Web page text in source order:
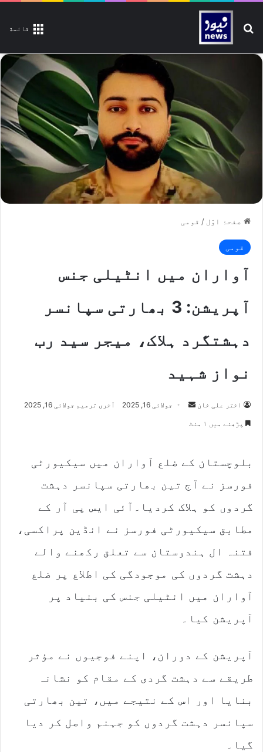
قائمة تلاش کیجیے
صفحۂ اوّل / قومی
قومی
آواران میں انٹیلی جنس
آپریشن: 3 بھارتی سپانسر
دہشتگرد ہلاک، میجر سید رب
نواز شہید
اختر علی خان
e
m
i
جولائی 16, 2025 آخری ترمیم جولائی 16, 2025
پڑھنے میں ۱ منٹ
بلوچستان کے ضلع آواران میں سیکیورٹی
فورسز نے آج تین بھارتی سپانسر دہشت
گردوں کو ہلاک کردیا۔آئی ایس پی آر کے
مطابق سیکیورٹی فورسز نے انڈین پراکسی،
فتنہ ال ہندوستان سے تعلق رکھنے والے
دہشت گردوں کی موجودگی کی اطلاع پر ضلع
آواران میں انٹیلی جنس کی بنیاد پر
آپریشن کیا۔
آپریشن کے دوران، اپنے فوجیوں نے مؤثر
طریقے سے دہشت گردی کے مقام کو نشانہ
بنایا اور اس کے نتیجے میں، تین بھارتی
سپانسر دہشت گردوں کو جہنم واصل کر دیا
گیا۔